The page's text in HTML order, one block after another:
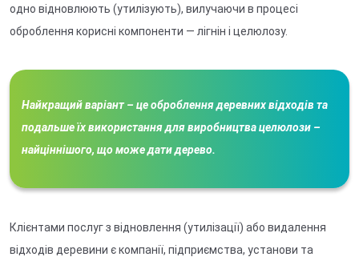
одно відновлюють (утилізують), вилучаючи в процесі
оброблення корисні компоненти — лігнін і целюлозу.
Найкращий варіант – це оброблення деревних відходів та
подальше їх використання для виробництва целюлози –
найціннішого, що може дати дерево.
Клієнтами послуг з відновлення (утилізації) або видалення
відходів деревини є компанії, підприємства, установи та